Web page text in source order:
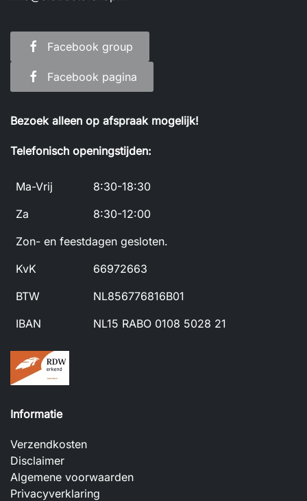
Facebook group
Facebook pagina
Bezoek alleen op afspraak mogelijk!
Telefonisch openingstijden:
Ma-Vrij
8:30-18:30
Za
8:30-12:00
Zon- en feestdagen gesloten.
KvK
66972663
BTW
NL856776816B01
IBAN
NL15 RABO 0108 5028 21
Informatie
Verzendkosten
Disclaimer
Algemene voorwaarden
Privacyverklaring